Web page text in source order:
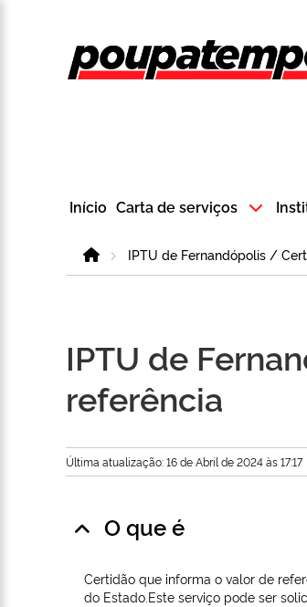
Início Carta de serviços
HomeIPTU de Fernandópolis /
IPTU de
referência
Última atualização: 16 de Abril de 2024 às 17:17
O que é
Certidão que informa o valor de
do Estado.Este serviço pode ser